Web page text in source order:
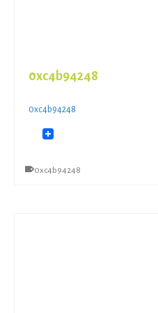
0xc4b94248
0xc4b94248
0xc4b94248